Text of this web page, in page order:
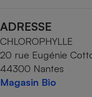
ADRESSE
CHLOROPHYLLE
20 rue Eugénie
44300 Nantes
Magasin Bio